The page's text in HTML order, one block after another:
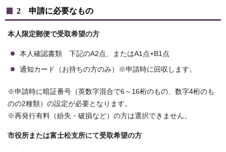
2 申請に必要なもの
本人限定郵便で受取希望の方
本人確認書類 下記のA2点、またはA1点+B1点
通知カード（お持ちの方のみ）※申請時に回収します。
※申請時に暗証番号（英数字混合で6～16桁のもの、数字4桁のも
のの2種類）の設定が必要となります。
※再発行有料（紛失・破損など）の方は選択できません。
市役所または富士松支所にて受取希望の方